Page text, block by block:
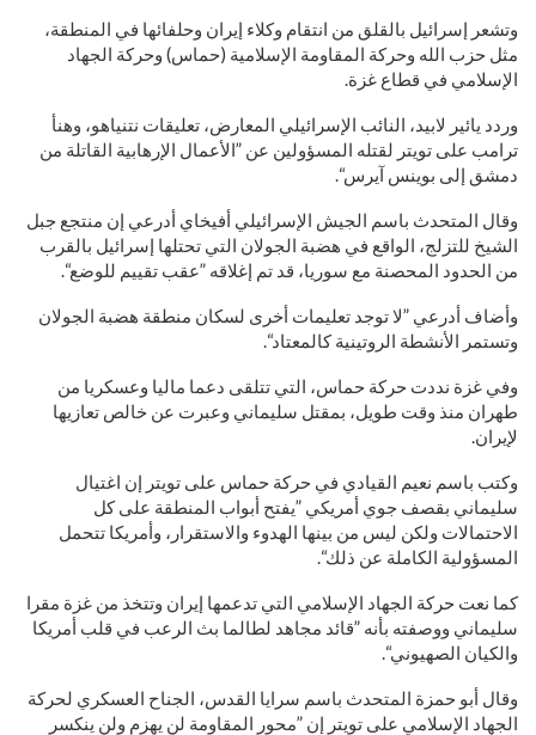
وتشعر إسرائيل بالقلق من انتقام وكلاء إيران وحلفائها في المنطقة،
مثل حزب الله وحركة المقاومة الإسلامية (حماس) وحركة الجهاد
الإسلامي في قطاع غزة.
وردد يائير لابيد، النائب الإسرائيلي المعارض، تعليقات نتنياهو، وهنأ
ترامب على تويتر لقتله المسؤولين عن ”الأعمال الإرهابية القاتلة من
دمشق إلى بوينس آيرس“.
وقال المتحدث باسم الجيش الإسرائيلي أفيخاي أدرعي إن منتجع جبل
الشيخ للتزلج، الواقع في هضبة الجولان التي تحتلها إسرائيل بالقرب
من الحدود المحصنة مع سوريا، قد تم إغلاقه ”عقب تقييم للوضع“.
وأضاف أدرعي ”لا توجد تعليمات أخرى لسكان منطقة هضبة الجولان
وتستمر الأنشطة الروتينية كالمعتاد“.
وفي غزة نددت حركة حماس، التي تتلقى دعما ماليا وعسكريا من
طهران منذ وقت طويل، بمقتل سليماني وعبرت عن خالص تعازيها
لإيران.
وكتب باسم نعيم القيادي في حركة حماس على تويتر إن اغتيال
سليماني بقصف جوي أمريكي ”يفتح أبواب المنطقة على كل
الاحتمالات ولكن ليس من بينها الهدوء والاستقرار، وأمريكا تتحمل
المسؤولية الكاملة عن ذلك“.
كما نعت حركة الجهاد الإسلامي التي تدعمها إيران وتتخذ من غزة مقرا
سليماني ووصفته بأنه ”قائد مجاهد لطالما بث الرعب في قلب أمريكا
والكيان الصهيوني“.
وقال أبو حمزة المتحدث باسم سرايا القدس، الجناح العسكري لحركة
الجهاد الإسلامي على تويتر إن ”محور المقاومة لن يهزم ولن ينكسر